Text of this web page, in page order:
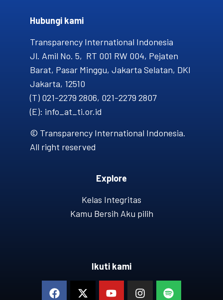
Hubungi kami​
Transparency International Indonesia
Jl. Amil No. 5, RT 001 RW 004, Pejaten
Barat, Pasar Minggu, Jakarta Selatan, DKI
Jakarta, 12510
(T) 021-2279 2806, 021-2279 2807
(E): info_at_ti.or.id
© Transparency International Indonesia.
All right reserved
Explore
Kelas Integritas
Kamu Bersih Aku pilih
Ikuti kami